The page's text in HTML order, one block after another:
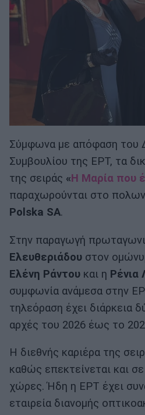
Σύμφωνα με απόφαση του
Συμβουλίου της ΕΡΤ, τα
της σειράς «Η Μαρία που
παραχωρούνται στο
Polska SA.
Στην παραγωγή
Ελευθεριάδου στον
Ελένη Ράντου και η Ρένια
συμφωνία ανάμεσα στην
τηλεόραση έχει διάρκεια
αρχές του 2026 έως το
Η διεθνής καριέρα της
καθώς επεκτείνεται και
χώρες. Ήδη η ΕΡΤ έχει
εταιρεία διανομής